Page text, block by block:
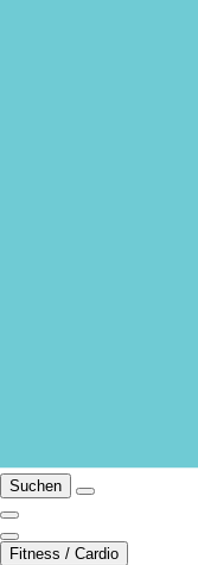
Suchen
Fitness / Cardio